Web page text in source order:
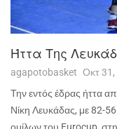
Ήττα Της
agapotobasket Οκτ 31,
Την εντός έδρας ήττα
Νίκη Λευκάδας, με 82-